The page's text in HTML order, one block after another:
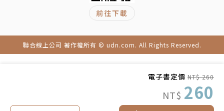
電子書定價 NT$ 260
NT$ 260
前往下載
聯合線上公司 著作權所有 © udn.com. All Rights Reserved.